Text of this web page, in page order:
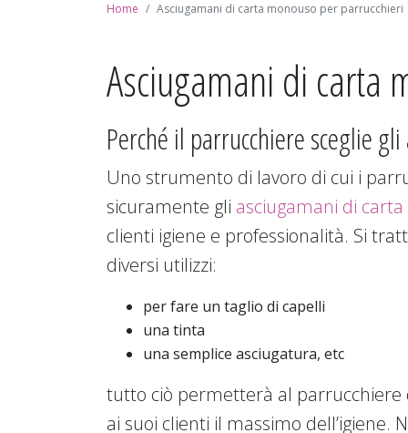
Home Asciugamani di carta monouso per parrucchieri
Asciugamani di carta
Perché il parrucchiere sceglie
Uno strumento di lavoro di cui i
sicuramente gli asciugamani di
clienti igiene e professionalità. Si
diversi utilizzi:
per fare un taglio di capelli
una tinta
una semplice asciugatura, etc
tutto ciò permetterà al
ai suoi clienti il massimo dell’igiene.